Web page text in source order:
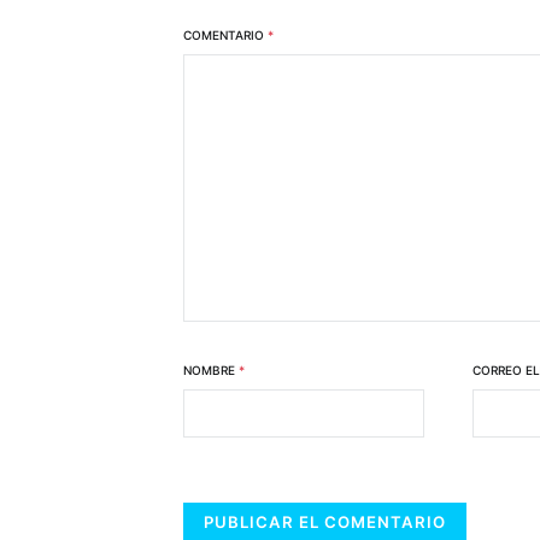
COMENTARIO *
NOMBRE * CORREO